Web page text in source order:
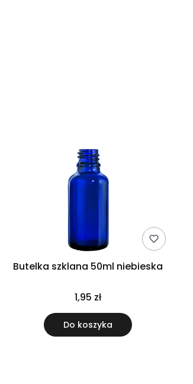
Butelka szklana 50ml niebieska
1,95 zł
Do koszyka